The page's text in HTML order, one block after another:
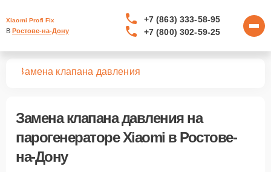
Xiaomi Profi Fix
В Ростове-на-Дону
+7 (863) 333-58-95
+7 (800) 302-59-25
Замена клапана давления
Замена клапана давленияна
парогенераторе Xiaomi в Ростове-
на-Дону